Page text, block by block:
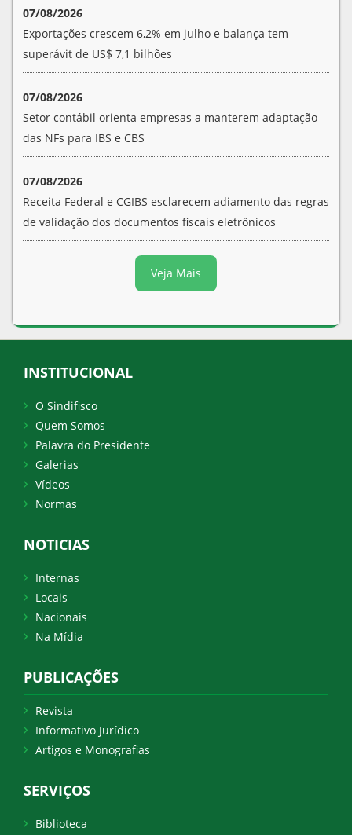
07/08/2026
Exportações crescem 6,2% em julho e balança tem
superávit de US$ 7,1 bilhões
07/08/2026
Setor contábil orienta empresas a manterem adaptação
das NFs para IBS e CBS
07/08/2026
Receita Federal e CGIBS esclarecem adiamento das regras
de validação dos documentos fiscais eletrônicos
Veja Mais
INSTITUCIONAL
O Sindifisco
Quem Somos
Palavra do Presidente
Galerias
Vídeos
Normas
NOTICIAS
Internas
Locais
Nacionais
Na Mídia
PUBLICAÇÕES
Revista
Informativo Jurídico
Artigos e Monografias
SERVIÇOS
Biblioteca